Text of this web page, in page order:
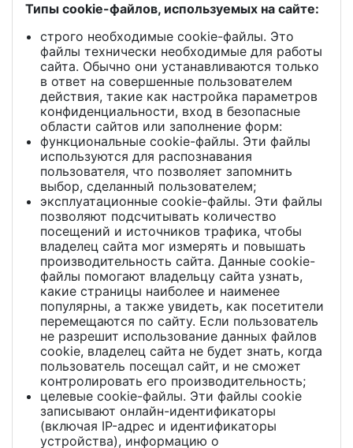
Типы cookie-файлов, используемых на сайте:
строго необходимые cookie-файлы. Это
файлы технически необходимые для работы
сайта. Обычно они устанавливаются только
в ответ на совершенные пользователем
действия, такие как настройка параметров
конфиденциальности, вход в безопасные
области сайтов или заполнение форм:
функциональные cookie-файлы. Эти файлы
используются для распознавания
пользователя, что позволяет запомнить
выбор, сделанный пользователем;
эксплуатационные cookie-файлы. Эти файлы
позволяют подсчитывать количество
посещений и источников трафика, чтобы
владелец сайта мог измерять и повышать
производительность сайта. Данные cookie-
файлы помогают владельцу сайта узнать,
какие страницы наиболее и наименее
популярны, а также увидеть, как посетители
перемещаются по сайту. Если пользователь
не разрешит использование данных файлов
cookie, владелец сайта не будет знать, когда
пользователь посещал сайт, и не сможет
контролировать его производительность;
целевые cookie-файлы. Эти файлы cookie
записывают онлайн-идентификаторы
(включая IP-адрес и идентификаторы
устройства), информацию о